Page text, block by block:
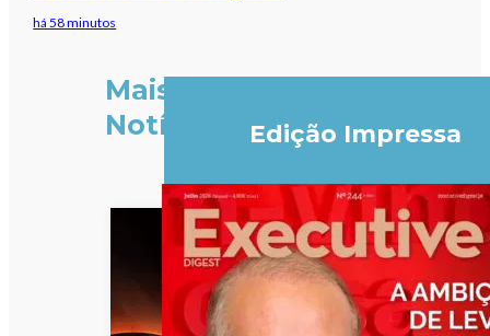
há 58 minutos
Mais
Notícias
Edição Impressa